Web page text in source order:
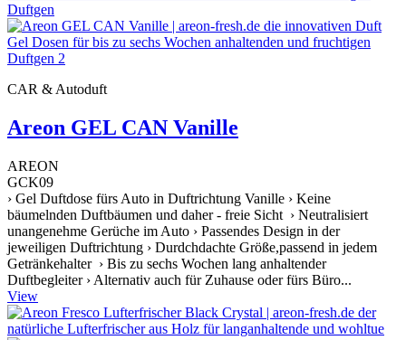
CAR & Autoduft
Areon GEL CAN Vanille
AREON
GCK09
› Gel Duftdose fürs Auto in Duftrichtung Vanille › Keine
bäumelnden Duftbäumen und daher - freie Sicht › Neutralisiert
unangenehme Gerüche im Auto › Passendes Design in der
jeweiligen Duftrichtung › Durdchdachte Größe,passend in jedem
Getränkehalter › Bis zu sechs Wochen lang anhaltender
Duftbegleiter › Alternativ auch für Zuhause oder fürs Büro...
View